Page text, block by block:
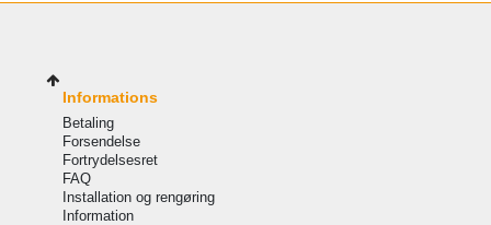
Informations
Betaling
Forsendelse
Fortrydelsesret
FAQ
Installation og rengøring
Information